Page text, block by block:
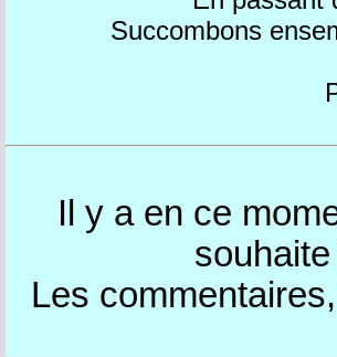
Succombons
Il y a en ce
Les